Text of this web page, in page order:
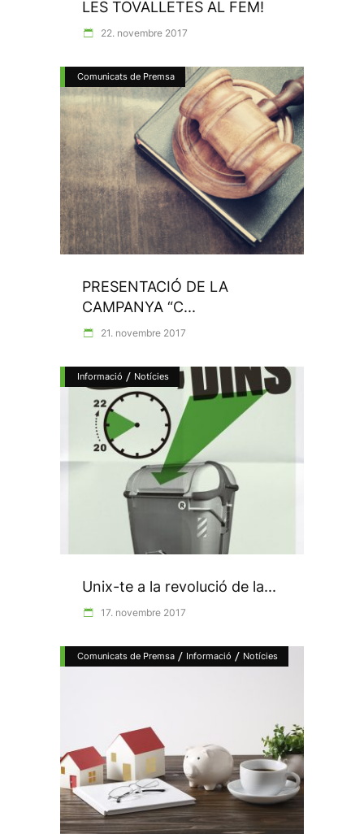
LES TOVALLETES AL FEM!
22. novembre 2017
Comunicats de Premsa
PRESENTACIÓ DE LA
CAMPANYA “C...
21. novembre 2017
Informació / Notícies
Unix-te a la revolució de la...
17. novembre 2017
Comunicats de Premsa / Informació / Notícies